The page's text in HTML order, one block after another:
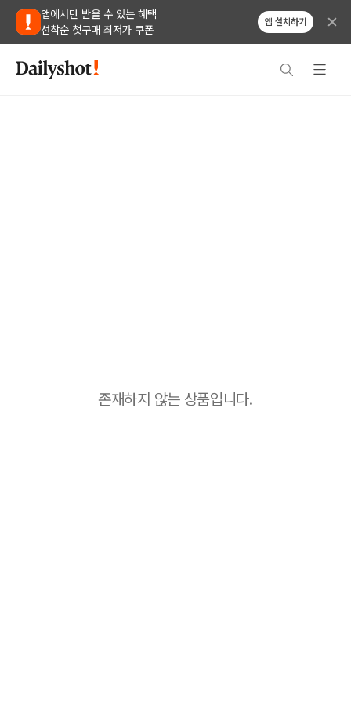
앱에서만 받을 수 있는 혜택
선착순 첫구매 최저가 쿠폰
앱 설치하기
존재하지 않는 상품입니다.